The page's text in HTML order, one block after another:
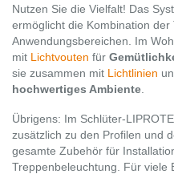
Nutzen Sie die Vielfalt! Das
ermöglicht die Kombination
Anwendungsbereichen. Im
mit Lichtvouten für
sie zusammen mit Lichtlinien
hochwertiges Ambiente
Übrigens: Im Schlüter-
zusätzlich zu den Profilen und
gesamte Zubehör für
Treppenbeleuchtung. Für viele